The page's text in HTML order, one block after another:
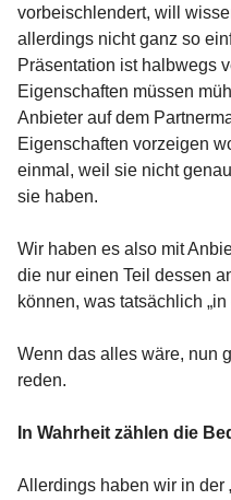
vorbeischlendert, will
allerdings nicht ganz so
Präsentation ist halbwegs
Eigenschaften müssen
Anbieter auf dem
Eigenschaften vorzeigen
einmal, weil sie nicht
sie haben.
Wir haben es also mit
die nur einen Teil dessen
können, was tatsächlich „in
Wenn das alles wäre, nun
reden.
In Wahrheit zählen die
Allerdings haben wir in der